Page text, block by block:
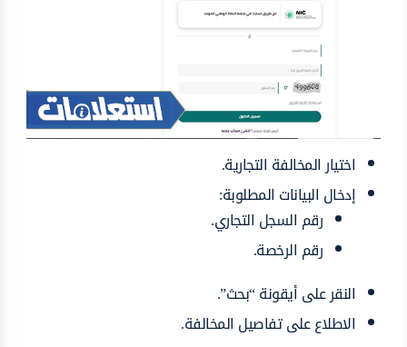
اختيار المخالفة التجارية.
إدخال البيانات المطلوبة:
رقم السجل التجاري.
رقم الرخصة.
النقر على أيقونة “بحث”.
الاطلاع على تفاصيل المخالفة.